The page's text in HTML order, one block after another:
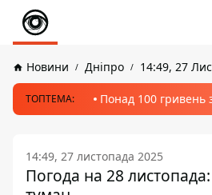
Новини Дніпро 14:49, 27
ТОПТЕМА: Понад 100 гривень
14:49, 27 листопада 2025
Погода на 28 листопада: